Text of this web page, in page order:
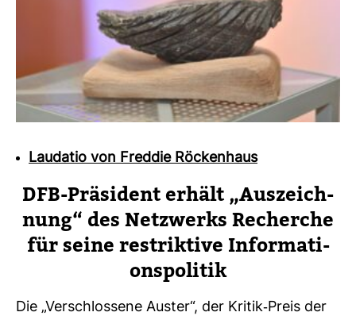
Laudatio von Freddie Röckenhaus
DFB-​Prä­si­dent erhält „Aus­zeich­
nung“ des Netz­werks Recherche
für seine restrik­tive Infor­ma­ti­
ons­po­litik
Die „Ver­schlos­sene Auster“, der Kritik-​Preis der